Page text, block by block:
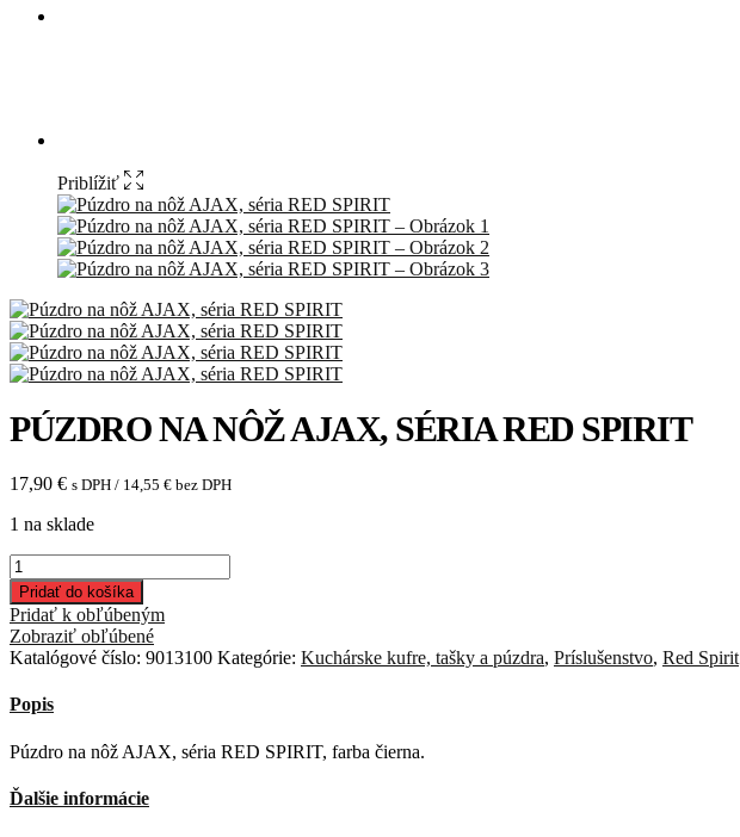
Priblížiť
PÚZDRO NA NÔŽ AJAX, SÉRIA RED SPIRIT
17,90 € s DPH / 14,55 € bez DPH
1 na sklade
množstvo
Púzdro
na
nôž
AJAX,
séria
RED
SPIRIT
Pridať do košíka
Pridať k obľúbeným
Zobraziť obľúbené
Katalógové číslo: 9013100 Kategórie: Kuchárske kufre, tašky a púzdra, Príslušenstvo, Red Spirit
Popis
Púzdro na nôž AJAX, séria RED SPIRIT, farba čierna.
Ďalšie informácie